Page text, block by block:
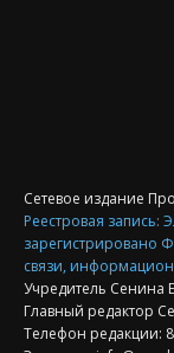
Сетевое издание
Реестровая запись:
зарегистрировано
связи,
Учредитель Сенина
Главный редактор
Телефон редакции: